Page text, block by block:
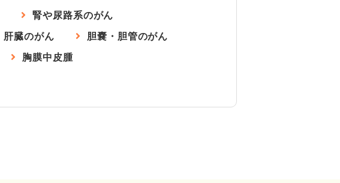
腎や尿路系のがん
肝臓のがん 胆嚢・胆管のがん
胸膜中皮腫